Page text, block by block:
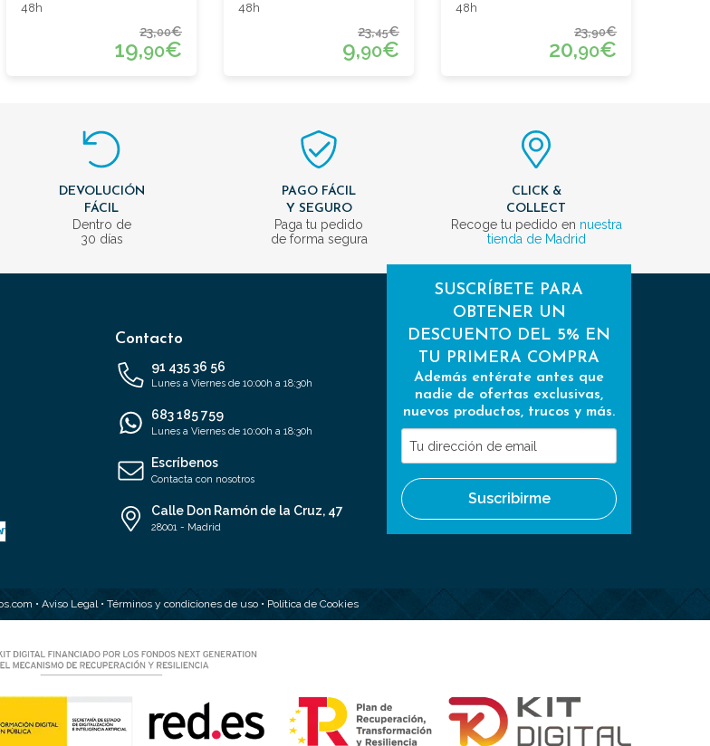
48h
23,00€
19,90€
48h
23,45€
9,90€
48h
23,90€
20,90€
DEVOLUCIÓN
FÁCIL
Dentro de
30 días
PAGO FÁCIL
Y SEGURO
Paga tu pedido
de forma segura
CLICK &
COLLECT
Recoge tu pedido en nuestra
tienda de Madrid
Contacto
91 435 36 56
Lunes a Viernes de 10:00h a 18:30h
683 185 759
Lunes a Viernes de 10:00h a 18:30h
Escríbenos
Contacta con nosotros
Calle Don Ramón de la Cruz, 47
28001 - Madrid
SUSCRÍBETE PARA
OBTENER UN
DESCUENTO DEL 5% EN
TU PRIMERA COMPRA
Además entérate antes que
nadie de ofertas exclusivas,
nuevos productos, trucos y más.
Tu
dirección
de
email
Suscribirme
• Aviso Legal • Términos y condiciones de uso• Política de Cookies